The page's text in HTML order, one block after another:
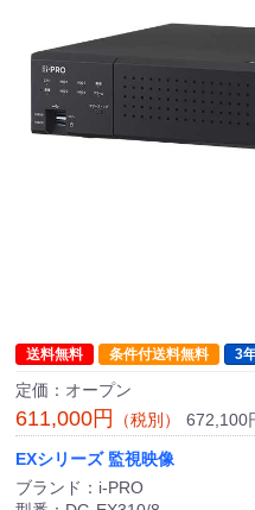
送料無料 条件付送料無料 3
定価：オープン
611,000円 （税別） 672,100
EXシリーズ 監視映像
ブランド：i-PRO